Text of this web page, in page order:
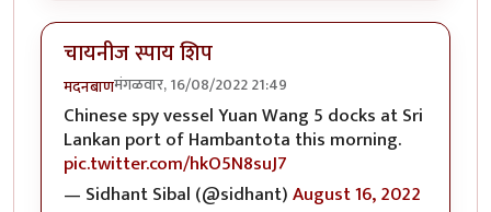
चायनीज स्पाय शिप
मदनबाणमंगळवार, 16/08/2022 21:49
Chinese spy vessel Yuan Wang 5 docks at Sri
Lankan port of Hambantota this morning.
pic.twitter.com/hkO5N8suJ7
— Sidhant Sibal (@sidhant)August 16, 2022